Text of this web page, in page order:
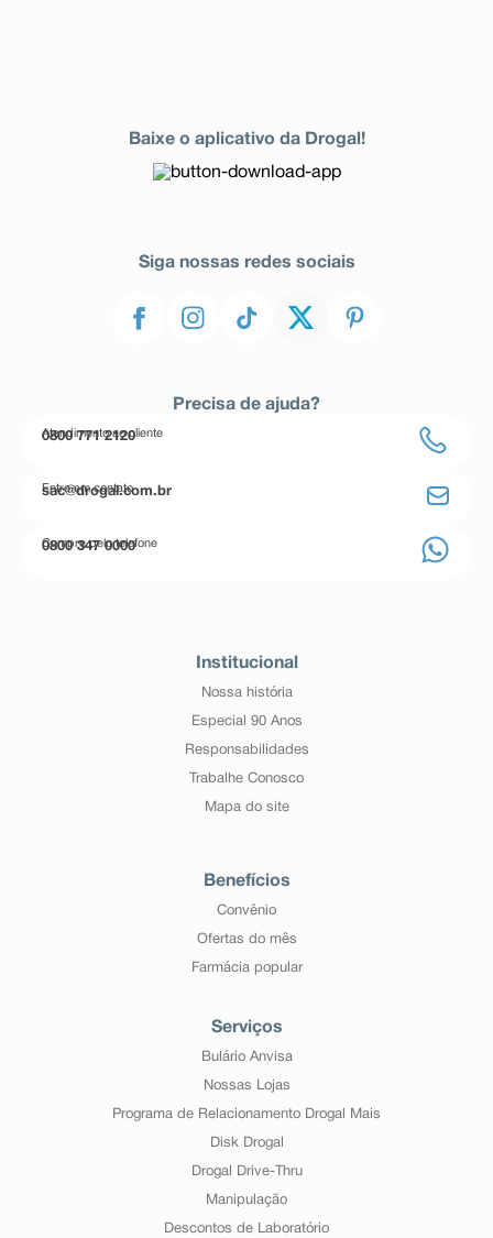
Baixe o aplicativo da Drogal!
Siga nossas redes sociais
Precisa de ajuda?
Atendimento ao cliente
0800 771 2120
Entre em contato
sac@drogal.com.br
Compre pelo telefone
0800 347 0000
Institucional
Nossa história
Especial 90 Anos
Responsabilidades
Trabalhe Conosco
Mapa do site
Benefícios
Convênio
Ofertas do mês
Farmácia popular
Serviços
Bulário Anvisa
Nossas Lojas
Programa de Relacionamento Drogal Mais
Disk Drogal
Drogal Drive-Thru
Manipulação
Descontos de Laboratório